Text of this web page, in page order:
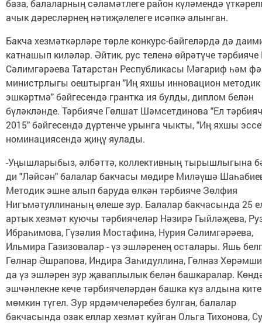
база, балаларның сәламәтлеге район күләмендә
ачык дәресләрнең нәтиҗәлелеге исәпкә алынган.
Бакча хезмәткәрләре төрле конкурс-бәйгеләрдә дә
катнашып киләләр. Әйтик, рус теленә өйрәтүче тәрбияче
Сәлимгәрәева Татарстан Республикасы Мәгариф һәм
министрлыгы оештырган "Иң яхшы инновацион методик
эшкәртмә" бәйгесендә грантка ия булды, диплом белән
бүләкләнде. Тәрбияче Гөлшат Шәмсетдинова "Ел
2015" бәйгесендә дүртенче урынга чыкты, "Иң яхшы
номинациясендә җиңү яулады.
-Уңышларыбыз, әлбәттә, коллективның тырышлыгына
ди "Ләйсән" балалар бакчасы мөдире Миләүшә
Методик эшне алып баруда өлкән тәрбияче Зөлфия
Нигъмәтуллинаның өлеше зур. Балалар бакчасында 25
артык хезмәт куючы тәрбиячеләр Нәзирә Гыйләҗева,
Ибраһимова, Гүзәлия Мостафина, Нурия Сәлимгәрәева,
Ильмира Газизовалар - үз эшләренең осталары. Яшь
Гөлнар Әшрапова, Индира Заһидуллина, Гөлназ
да үз эшләрен зур җаваплылык белән башкаралар.
эшчәнлекне кече тәрбиячеләрдән башка күз алдына
мөмкин түгел. Зур ярдәмчеләребез булган, балалар
бакчасында озак еллар хезмәт куйган Ольга Тихонова,